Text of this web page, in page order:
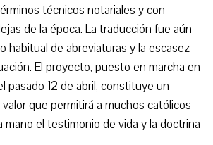
técnicos notariales y con
de la época. La traducción fue aún
habitual de abreviaturas y la escasez
El proyecto, puesto en marcha en
pasado 12 de abril, constituye un
que permitirá a muchos católicos
mano el testimonio de vida y la doctrina